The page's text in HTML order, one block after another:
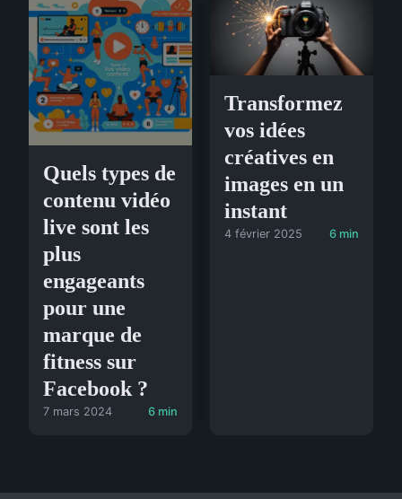
Quels types de
contenu vidéo
live sont les
plus
engageants
pour une
marque de
fitness sur
Facebook ?
7 mars 2024 6 min
Transformez
vos idées
créatives en
images en un
instant
4 février 2025 6 min